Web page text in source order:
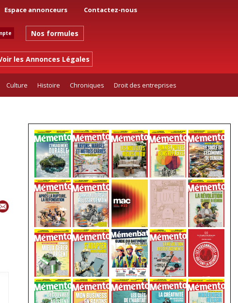
Espace annonceurs Contactez-nous
Nos formules
les Annonces Légales
Culture Histoire Chroniques Droit des entreprises